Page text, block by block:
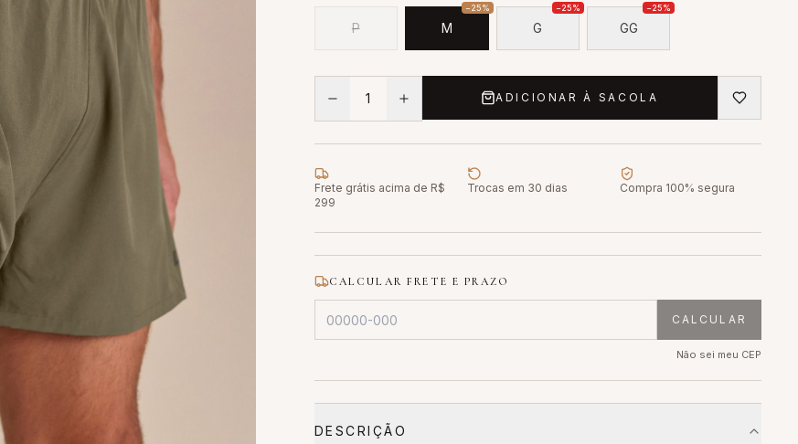
P M
−25%
G
−25%
GG
−25%
1 ADICIONAR À SACOLA
Frete grátis acima de R$
299
Trocas em 30 dias Compra 100% segura
CALCULAR FRETE E PRAZO
CALCULAR
Não sei meu CEP
DESCRIÇÃO